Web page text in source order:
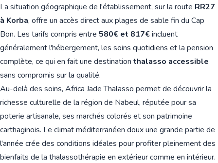
La situation géographique de l'établissement, sur la route RR27
à Korba, offre un accès direct aux plages de sable fin du Cap
Bon. Les tarifs compris entre 580€ et 817€incluent
généralement l'hébergement, les soins quotidiens et la pension
complète, ce qui en fait une destination thalasso accessible
sans compromis sur la qualité.
Au-delà des soins, Africa Jade Thalasso permet de découvrir la
richesse culturelle de la région de Nabeul, réputée pour sa
poterie artisanale, ses marchés colorés et son patrimoine
carthaginois. Le climat méditerranéen doux une grande partie de
l'année crée des conditions idéales pour profiter pleinement des
bienfaits de la thalassothérapie en extérieur comme en intérieur.